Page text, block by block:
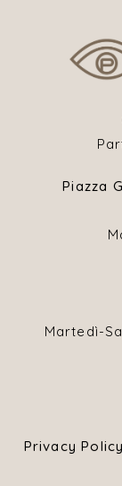
Piazza
Martedì-
Privacy Policy